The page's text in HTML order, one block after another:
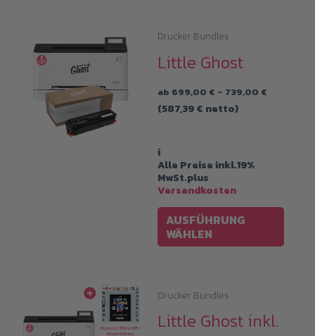
Drucker Bundles
Little Ghost
ab 699,00 € – 739,00 €
(587,39€ netto)
i
Alle Preise inkl.19%
MwSt.plus
Versandkosten
AUSFÜHRUNG
WÄHLEN
Drucker Bundles
Little Ghost inkl.